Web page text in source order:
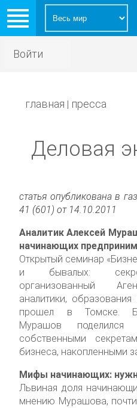
Войти
главная | пресса
Деловая
статья опубликована в
41 (601) от 14.10.2011
Аналитик Алексей
начинающих
Открытый семинар
и бывалых:
организованный
аналитики,
прошел в Томске.
Мурашов
собственными
бизнеса, накопленными
Мифы начинающих:
Львиная доля
мнению Мурашова,